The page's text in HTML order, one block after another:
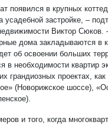
появился в крупных
усадебной застройке, –
Виктор Сюков.
дома закладываются в
об освоении больших
в необходимости квартир
грандиозных проектах,
(Новорижское шоссе),
и того, когда